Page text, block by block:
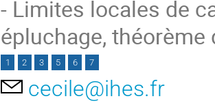
- Limites locales de
épluchage,
1 2 3 5 6
7
cecile@ihes.fr